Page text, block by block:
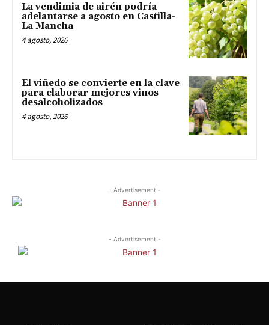
La vendimia de airén podría
adelantarse a agosto en Castilla-
La Mancha
4 agosto, 2026
El viñedo se convierte en la clave
para elaborar mejores vinos
desalcoholizados
4 agosto, 2026
- Advertisement -
- Advertisement -